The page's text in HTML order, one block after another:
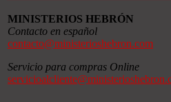
MINISTERIOS HEBRÓN
Contacto en español
contacto@ministerioshebron.com
Servicio para compras Online